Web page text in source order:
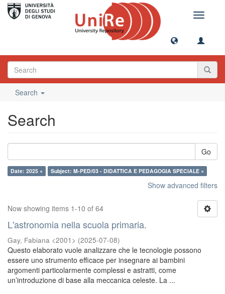
Toggle
Search
Search
Go
Date: 2025 × Subject: M-PED/03 - DIDATTICA E PEDAGOGIA SPECIALE ×
Show advanced filters
Now showing items 1-10 of 64
L'astronomia nella scuola primaria.
Gay, Fabiana <2001> (2025-07-08)
Questo elaborato vuole analizzare che le tecnologie possono
essere uno strumento efficace per insegnare ai bambini
argomenti particolarmente complessi e astratti, come
un’introduzione di base alla meccanica celeste. La ...